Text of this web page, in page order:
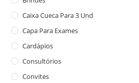
Caixa Cueca Para 3 Und
Capa Para Exames
Cardápios
Consultórios
Convites